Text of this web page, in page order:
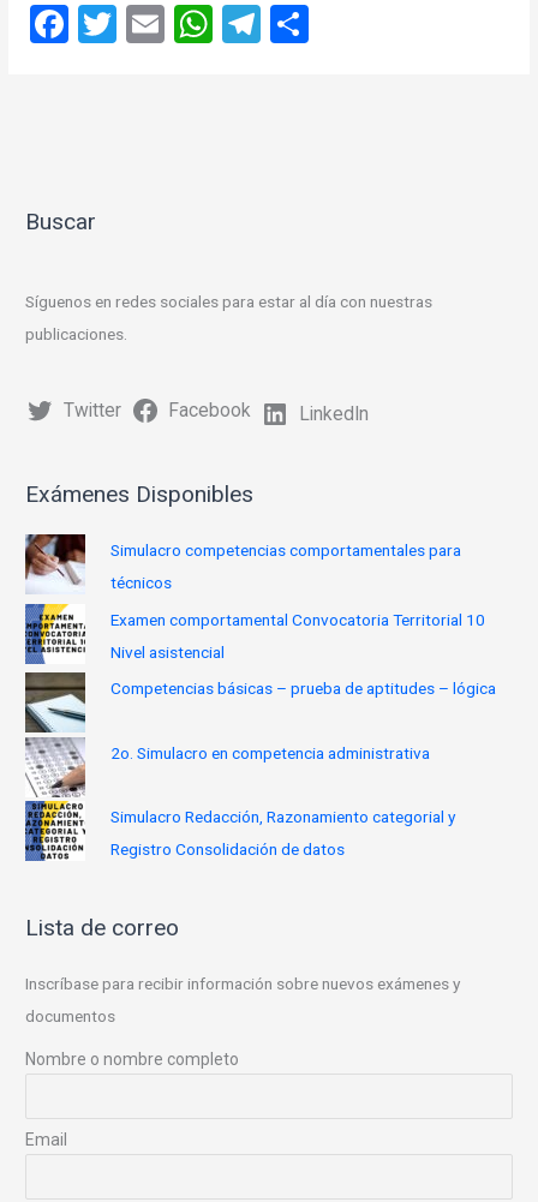
F
o
T
E
W
T
Buscar
Síguenos en redes sociales para estar al día con nuestras
publicaciones.
Twitter Facebook LinkedIn
Exámenes Disponibles
Simulacro competencias comportamentales para
técnicos
Examen comportamental Convocatoria Territorial 10
Nivel asistencial
Competencias básicas – prueba de aptitudes – lógica
2o. Simulacro en competencia administrativa
Simulacro Redacción, Razonamiento categorial y
Registro Consolidación de datos
Lista de correo
Inscríbase para recibir información sobre nuevos exámenes y
documentos
Nombre o nombre completo
Email